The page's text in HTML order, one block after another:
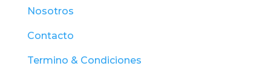
Nosotros
Contacto
Termino & Condiciones